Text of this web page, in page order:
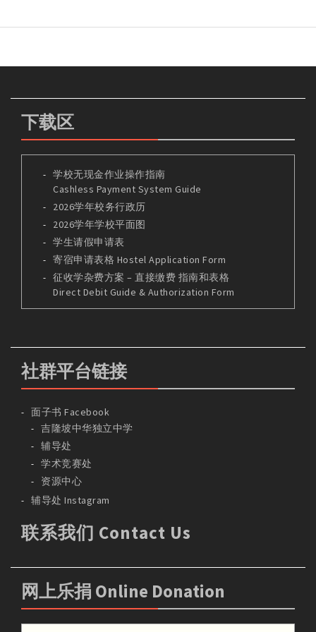
下载区
学校无现金作业操作指南
Cashless Payment System Guide
2026学年校务行政历
2026学年学校平面图
学生请假申请表
寄宿申请表格 Hostel Application Form
征收学杂费方案 – 直接缴费 指南和表格
Direct Debit Guide & Authorization Form
社群平台链接
面子书 Facebook
吉隆坡中华独立中学
辅导处
学术竞赛处
资源中心
辅导处 Instagram
联系我们 Contact Us
网上乐捐 Online Donation